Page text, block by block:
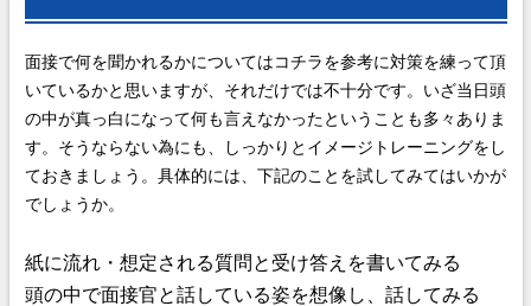
面接で何を聞かれるかについてはコチラを参考に対策を練って頂
いているかと思いますが、それだけでは不十分です。いざ当日頭
の中が真っ白になって何も言えなかったということも多々ありま
す。そうならない為にも、しっかりとイメージトレーニングをし
ておきましょう。具体的には、下記のことを試してみてはいかが
でしょうか。
紙に流れ・想定される質問と受け答えを書いてみる
頭の中で面接官と話している姿を想像し、話してみる